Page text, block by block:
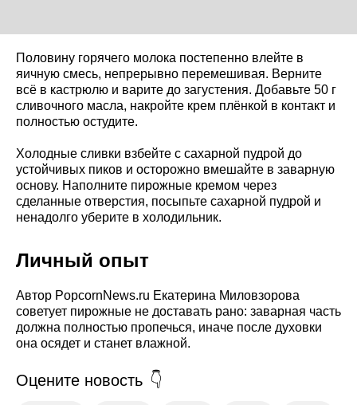
Половину горячего молока постепенно влейте в
яичную смесь, непрерывно перемешивая. Верните
всё в кастрюлю и варите до загустения. Добавьте 50 г
сливочного масла, накройте крем плёнкой в контакт и
полностью остудите.
Холодные сливки взбейте с сахарной пудрой до
устойчивых пиков и осторожно вмешайте в заварную
основу. Наполните пирожные кремом через
сделанные отверстия, посыпьте сахарной пудрой и
ненадолго уберите в холодильник.
Личный опыт
Автор PopcornNews.ru Екатерина Миловзорова
советует пирожные не доставать рано: заварная часть
должна полностью пропечься, иначе после духовки
она осядет и станет влажной.
Оцените новость